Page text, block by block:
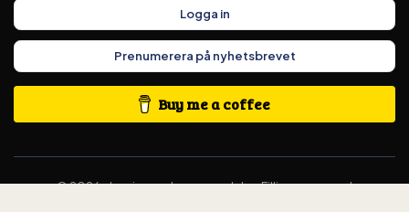
Logga in
Prenumerera på nyhetsbrevet
Buy me a coffee
©2026classicswedes.com –del avFillingscreens.nl